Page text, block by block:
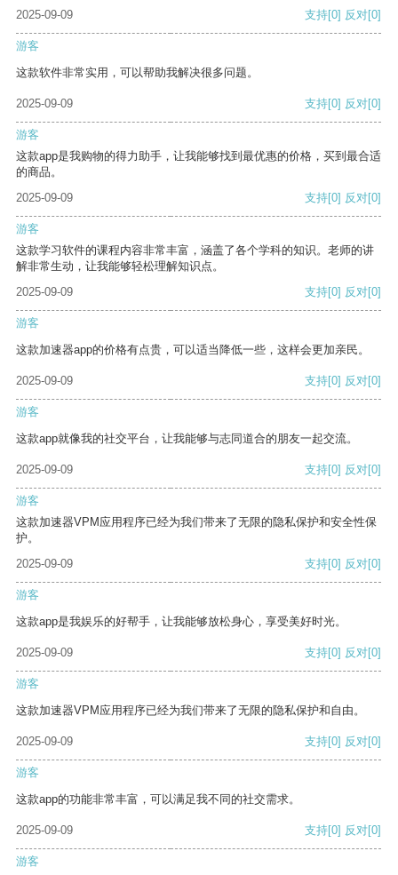
2025-09-09 支持[0] 反对[0]
游客
这款软件非常实用，可以帮助我解决很多问题。
2025-09-09 支持[0] 反对[0]
游客
这款app是我购物的得力助手，让我能够找到最优惠的价格，买到最合适
的商品。
2025-09-09
支持[0] 反对[0]
游客
这款学习软件的课程内容非常丰富，涵盖了各个学科的知识。老师的讲
解非常生动，让我能够轻松理解知识点。
2025-09-09
支持[0] 反对[0]
游客
这款加速器app的价格有点贵，可以适当降低一些，这样会更加亲民。
2025-09-09 支持[0] 反对[0]
游客
这款app就像我的社交平台，让我能够与志同道合的朋友一起交流。
2025-09-09 支持[0] 反对[0]
游客
这款加速器VPM应用程序已经为我们带来了无限的隐私保护和安全性保
护。
2025-09-09
支持[0] 反对[0]
游客
这款app是我娱乐的好帮手，让我能够放松身心，享受美好时光。
2025-09-09 支持[0] 反对[0]
游客
这款加速器VPM应用程序已经为我们带来了无限的隐私保护和自由。
2025-09-09 支持[0] 反对[0]
游客
这款app的功能非常丰富，可以满足我不同的社交需求。
2025-09-09 支持[0] 反对[0]
游客